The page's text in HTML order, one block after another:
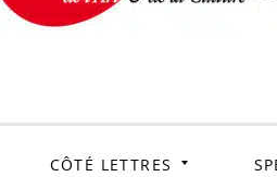
CÔTÉ LETTRES